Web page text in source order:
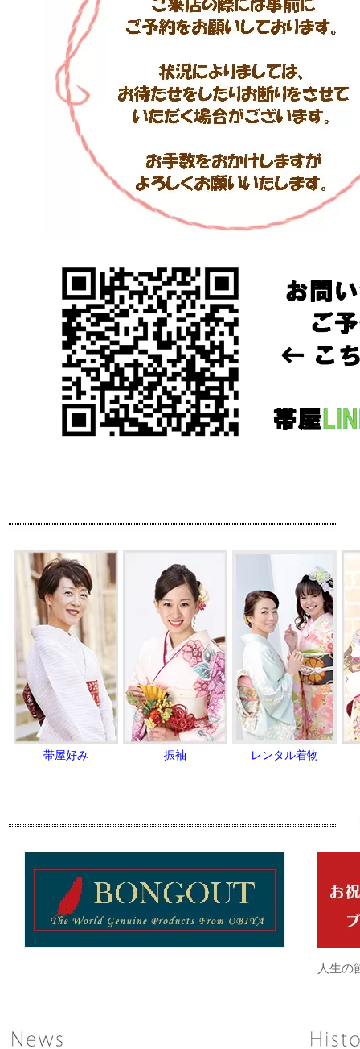
帯屋好み 振袖 レンタル着物
人生の